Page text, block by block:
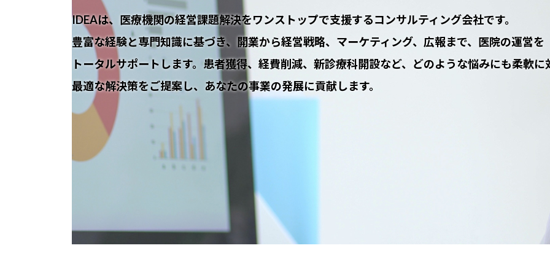
IDEAは、医療機関の経営課題解決をワンストップで支援するコンサルティング会社です。
豊富な経験と専門知識に基づき、開業から経営戦略、マーケティング、広報まで、医院の運営を
トータルサポートします。患者獲得、経費削減、新診療科開設など、どのような悩みにも柔軟に
最適な解決策をご提案し、あなたの事業の発展に貢献します。